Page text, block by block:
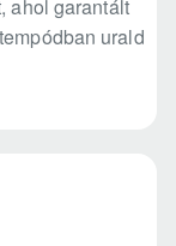
ahol garantált
urald